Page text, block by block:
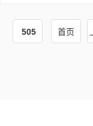
505 首页